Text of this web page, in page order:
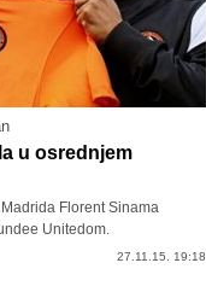
u osrednjem
Florent Sinama
Unitedom.
27.11.15. 19:18